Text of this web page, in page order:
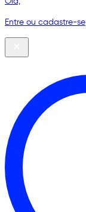
Entre ou cadastre-se